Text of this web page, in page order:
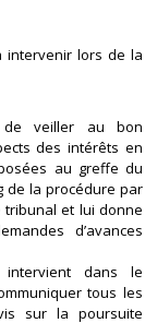
intervenir lors de la
veiller au bon
des intérêts en
au greffe du
de la procédure par
tribunal et lui donne
d’avances
dans le
tous les
sur la poursuite